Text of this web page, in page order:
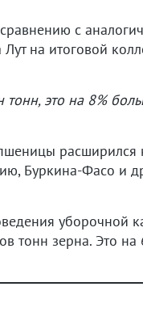
с
на итоговой
это на 8%
Буркина-Фасо и
уборочной
тонн зерна. Это